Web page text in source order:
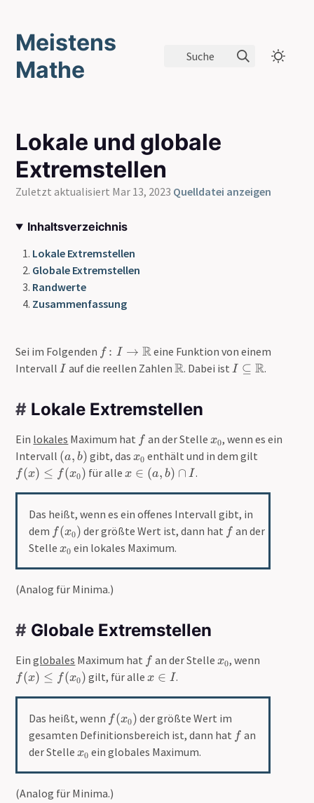
Meistens
Mathe
Suche
Lokale und globale
Extremstellen
Zuletzt aktualisiert Mar 13, 2023 Quelldatei anzeigen
Inhaltsverzeichnis
Lokale Extremstellen
Globale Extremstellen
Randwerte
Zusammenfassung
Sei im Folgenden f
\
o
I
\
t
\
m
a
t
h
b
b
}
f : I → Reine Funktion von einem
IntervallI
I auf die reellen Zahlen \
b
b
{
R. Dabei ist I
se
te
a
t
b
I ⊆ R.
# Lokale Extremstellen
Ein lokales Maximum hat ff an der Stellex
_
}
x0, wenn es ein
Intervall (
a
b
)
(a, b) gibt, dasx
_
0
}
x0 enthält und in dem gilt
)
l
f
}
f(x) ≤ f(x0) für alle x
n
(
a
a
I
x ∈ (a, b) ∩ I .
Das heißt, wenn es ein offenes Intervall gibt, in
dem f
(
_
{
)
f(x0) der größte Wert ist, dann hat ff an der
Stellex
0
x0 ein lokales Maximum.
(Analog für Minima.)
# Globale Extremstellen
Einglobales Maximum hat ff an der Stellex
0
}
x0, wenn
)
f
f(x) ≤ f(x0) gilt, für alle x
n
I
x ∈ I.
Das heißt, wenn f
(
x
_
{
0
f(x0) der größte Wert im
gesamten Definitionsbereich ist, dann hat ff an
der Stellex
0
x0 ein globales Maximum.
(Analog für Minima.)